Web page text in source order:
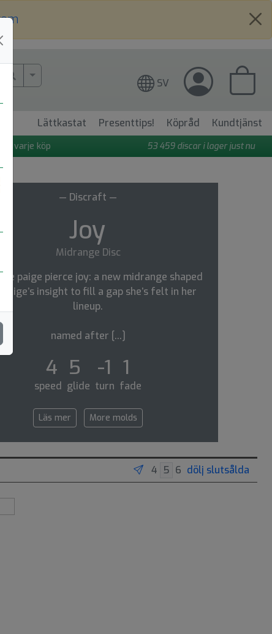
More Search.. SV
Lättkastat Presenttips! Köpråd Kundtjänst
på varje köp 53 459 discar i lager just nu
— Discraft —
Joy
Midrange Disc
the paige pierce joy: a new midrange shaped
paige’s insight to fill a gap she’s felt in her
lineup.
named after [...]
4 5 -1 1
speed glide turn fade
Läs mer More molds
dölj slutsålda